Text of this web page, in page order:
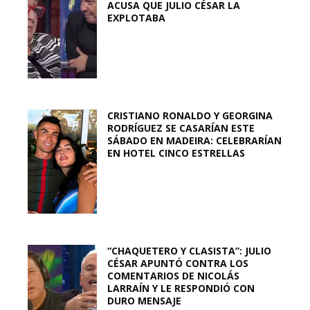
ACUSA QUE JULIO CÉSAR LA
EXPLOTABA
CRISTIANO RONALDO Y GEORGINA
RODRÍGUEZ SE CASARÍAN ESTE
SÁBADO EN MADEIRA: CELEBRARÍAN
EN HOTEL CINCO ESTRELLAS
“CHAQUETERO Y CLASISTA”: JULIO
CÉSAR APUNTÓ CONTRA LOS
COMENTARIOS DE NICOLÁS
LARRAÍN Y LE RESPONDIÓ CON
DURO MENSAJE